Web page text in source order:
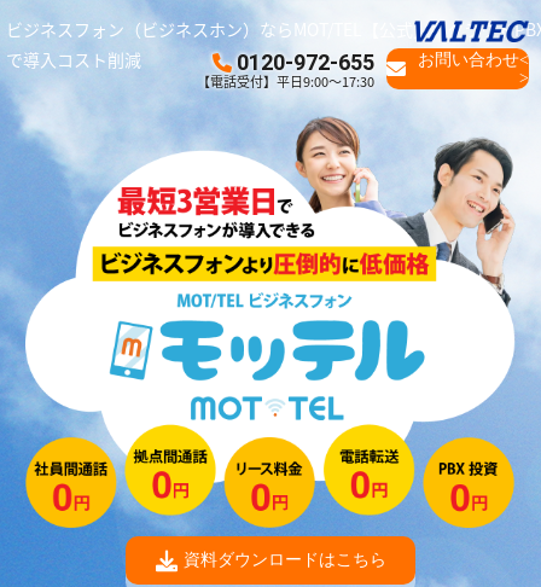
ビジネスフォン（ビジネスホン）ならMOT/TEL【公式】｜クラウド
で導入コスト削減
0120-972-655
【電話受付】平日9:00～17:30
お問い合わせ<
>
資料ダウンロードはこちら